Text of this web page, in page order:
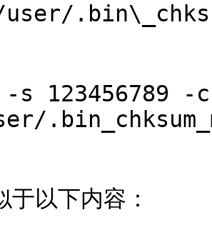
user/
s 123456789
于以下内容：